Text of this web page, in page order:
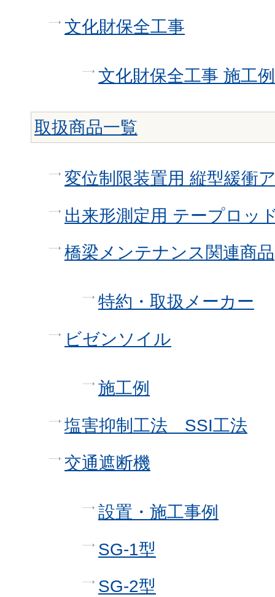
文化財保全工事
文化財保全工事 施工例
取扱商品一覧
変位制限装置用 縦型緩衝
出来形測定用 テープロッ
橋梁メンテナンス関連商品
特約・取扱メーカー
ビゼンソイル
施工例
塩害抑制工法 SSI工法
交通遮断機
設置・施工事例
SG-1型
SG-2型